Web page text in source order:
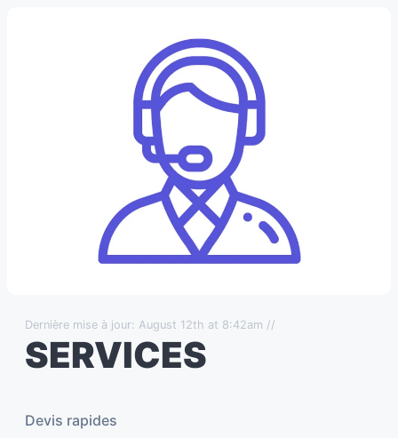
Dernière mise à jour: August 12th at 8:42am //
SERVICES
Devis rapides